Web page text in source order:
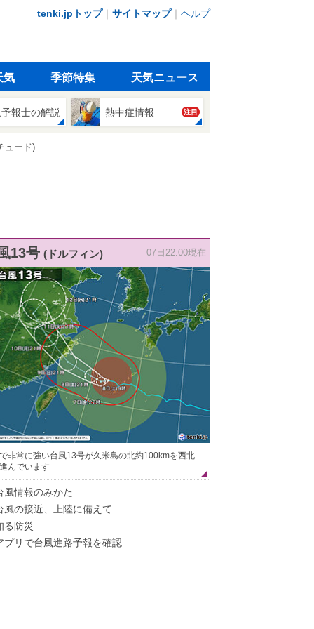
tenki.jpトップ｜ サイトマップ｜ ヘルプ
気 季節特集 天気ニュース
報士の解説 熱中症情報 注目
ュード)
13号 (ドルフィン) 07日22:00現在
非常に強い台風13号が久米島の北約100kmを西北
んでいます
風情報のみかた
風の接近、上陸に備えて
る防災
プリで台風進路予報を確認